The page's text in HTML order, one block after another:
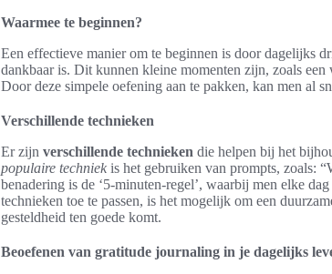
Waarmee te beginnen?
Een effectieve manier om te beginnen is door dagelijks
dankbaar is. Dit kunnen kleine momenten zijn, zoals
Door deze simpele oefening aan te pakken, kan men al
Verschillende technieken
Er zijn verschillende technieken die helpen bij het
populaire techniek is het gebruiken van prompts, zoals:
benadering is de ‘5-minuten-regel’, waarbij men elke
technieken toe te passen, is het mogelijk om een
gesteldheid ten goede komt.
Beoefenen van gratitude journaling in je dagelijks